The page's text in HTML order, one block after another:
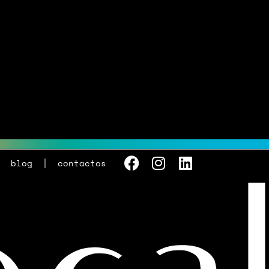
blog contactos